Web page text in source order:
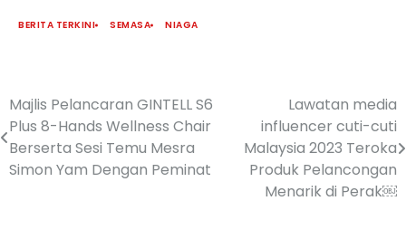
BERITA TERKINI SEMASA NIAGA
Majlis Pelancaran GINTELL S6
Plus 8-Hands Wellness Chair
Berserta Sesi Temu Mesra
Simon Yam Dengan Peminat
Lawatan media
influencer cuti-cuti
Malaysia 2023 Teroka
Produk Pelancongan
Menarik di Perak￼